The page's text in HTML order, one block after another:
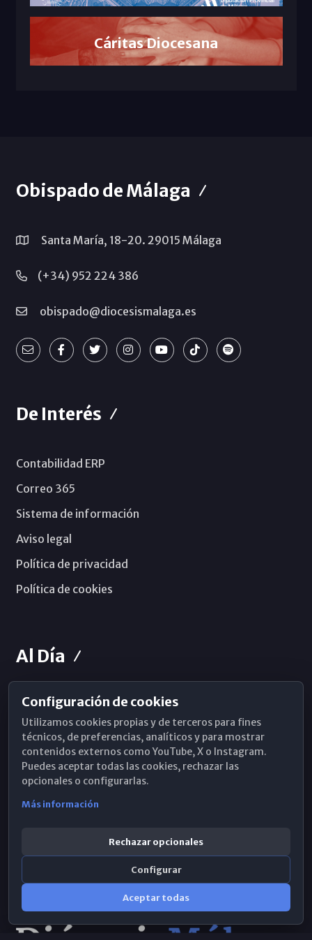
Cáritas Diocesana
Obispado de Málaga
Santa María, 18-20. 29015 Málaga
(+34) 952 224 386
obispado@diocesismalaga.es
De Interés
Contabilidad ERP
Correo 365
Sistema de información
Aviso legal
Política de privacidad
Política de cookies
Al Día
Horarios de Misa
Hemeroteca
WhatsApp
Configuración de cookies
Utilizamos cookies propias y de terceros para fines
técnicos, de preferencias, analíticos y para mostrar
contenidos externos como YouTube, X o Instagram.
Puedes aceptar todas las cookies, rechazar las
opcionales o configurarlas.
Más información
Rechazar opcionales
Configurar
Aceptar todas